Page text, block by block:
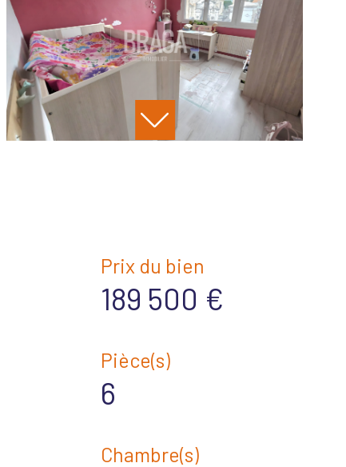
Prix du bien
189 500 €
Pièce(s)
6
Chambre(s)